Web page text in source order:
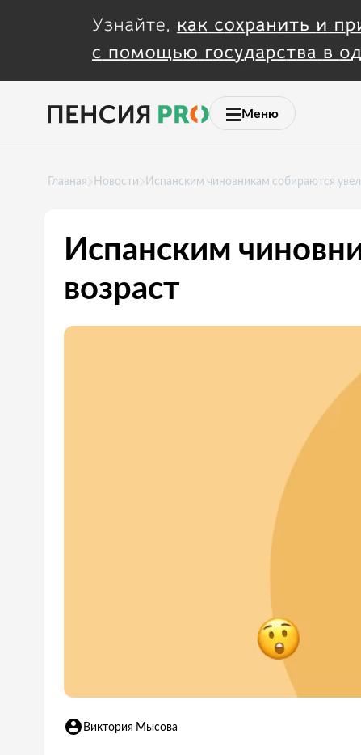
Меню
Главная Новости Испанским чиновникам собираются
Испанским
возраст
Виктория Мысова